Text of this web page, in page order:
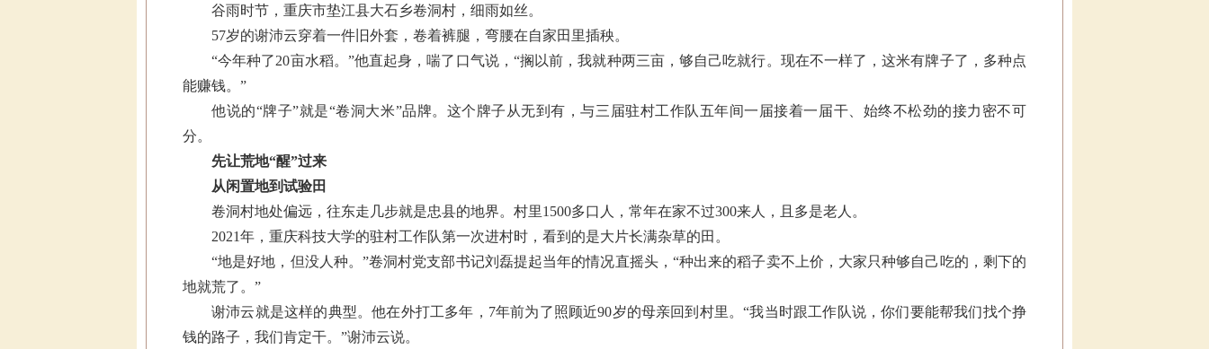
谷雨时节，重庆市垫江县大石乡卷洞村，细雨如丝。
57岁的谢沛云穿着一件旧外套，卷着裤腿，弯腰在自家田里插秧。
“今年种了20亩水稻。”他直起身，喘了口气说，“搁以前，我就种两三亩，够自己吃就行。现在不一样了，这米有牌子了，多种点
能赚钱。”
他说的“牌子”就是“卷洞大米”品牌。这个牌子从无到有，与三届驻村工作队五年间一届接着一届干、始终不松劲的接力密不可
分。
先让荒地“醒”过来
从闲置地到试验田
卷洞村地处偏远，往东走几步就是忠县的地界。村里1500多口人，常年在家不过300来人，且多是老人。
2021年，重庆科技大学的驻村工作队第一次进村时，看到的是大片长满杂草的田。
“地是好地，但没人种。”卷洞村党支部书记刘磊提起当年的情况直摇头，“种出来的稻子卖不上价，大家只种够自己吃的，剩下的
地就荒了。”
谢沛云就是这样的典型。他在外打工多年，7年前为了照顾近90岁的母亲回到村里。“我当时跟工作队说，你们要能帮我们找个挣
钱的路子，我们肯定干。”谢沛云说。